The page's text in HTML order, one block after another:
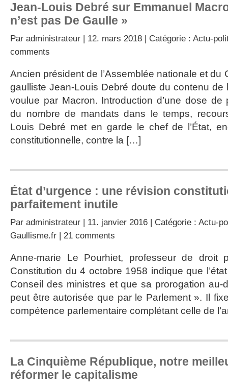
Jean-Louis Debré sur Emmanuel
n’est pas De Gaulle »
Par administrateur | 12. mars 2018 | Catégorie : Actu-
comments
Ancien président de l’Assemblée nationale et du
gaulliste Jean-Louis Debré doute du contenu de
voulue par Macron. Introduction d’une dose de
du nombre de mandats dans le temps,
Louis Debré met en garde le chef de l’État,
constitutionnelle, contre la […]
État d’urgence : une révision
parfaitement inutile
Par administrateur | 11. janvier 2016 | Catégorie : Actu-
Gaullisme.fr | 21 comments
Anne-marie Le Pourhiet, professeur de droit
Constitution du 4 octobre 1958 indique que
Conseil des ministres et que sa prorogation
peut être autorisée que par le Parlement ». Il
compétence parlementaire complétant celle de
La Cinquième République, notre
réformer le capitalisme